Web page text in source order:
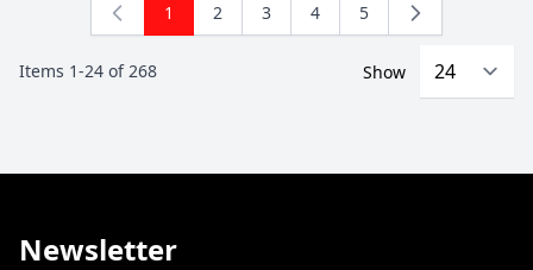
Items 1-24 of268
You're currently reading page
1 Page
2 Page
3 Page
4 Page
5
Show
Newsletter